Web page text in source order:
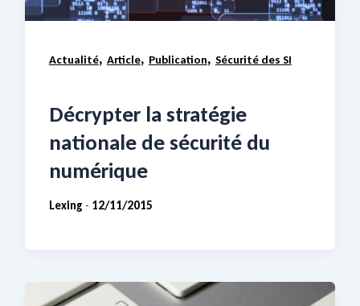
Actualité, Article, Publication, Sécurité des SI
Décrypter la stratégie
nationale de sécurité du
numérique
Lexing - 12/11/2015